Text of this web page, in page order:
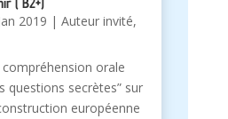
2019 | Auteur invité,
orale
questions secrètes” sur
européenne